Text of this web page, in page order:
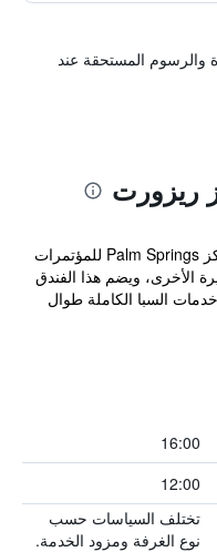
والرسوم المستحقة عند
ريزورت
يقع هذا الفندق على مسافة قريبة من مركز Palm Springs للمؤتمرات
الأخرى، ويضم هذا الفندق
السبا الكاملة طوال
16:00
12:00
تختلف السياسات حسب
نوع الغرفة ومزود الخدمة.